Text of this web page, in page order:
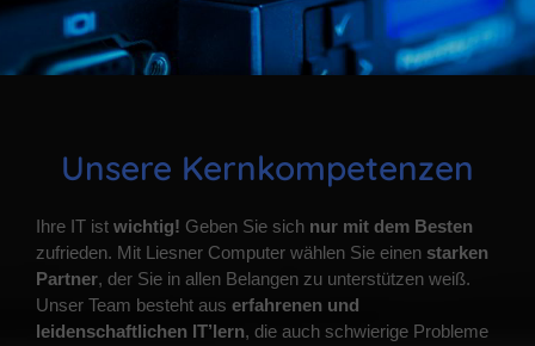
Unsere Kernkompetenzen
Ihre IT ist wichtig! Geben Sie sich nur mit dem Besten
zufrieden. Mit Liesner Computer wählen Sie einen starken
Partner, der Sie in allen Belangen zu unterstützen weiß.
Unser Team besteht aus erfahrenen und
leidenschaftlichen IT’lern, die auch schwierige Probleme